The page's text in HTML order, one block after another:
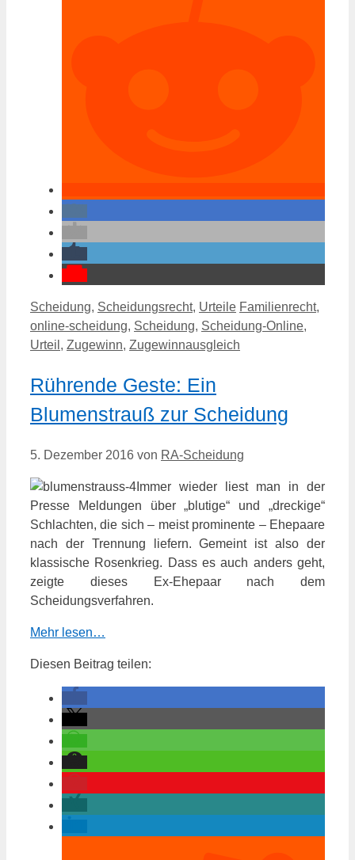
Kategorien
Scheidung, Scheidungsrecht, Urteile Schlagwörter
Familienrecht,
online-scheidung, Scheidung, Scheidung-Online,
Urteil , Zugewinn, Zugewinnausgleich
Rührende Geste: Ein
Blumenstrauß zur Scheidung
5. Dezember 2016 von RA-Scheidung
Immer wieder liest man in der
Presse Meldungen über „blutige“ und „dreckige“
Schlachten, die sich – meist prominente – Ehepaare
nach der Trennung liefern. Gemeint ist also der
klassische Rosenkrieg. Dass es auch anders geht,
zeigte dieses Ex-Ehepaar nach dem
Scheidungsverfahren.
Mehr lesen…
Diesen Beitrag teilen: